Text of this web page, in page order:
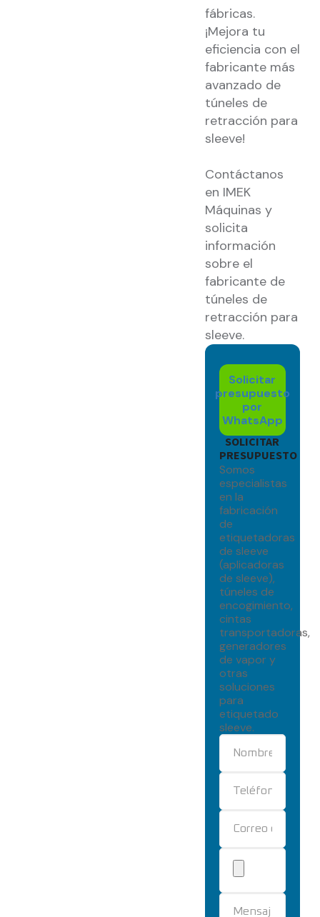
fábricas.
¡Mejora tu
eficiencia con el
fabricante más
avanzado de
túneles de
retracción para
sleeve!
Contáctanos
en IMEK
Máquinas y
solicita
información
sobre el
fabricante de
túneles de
retracción para
sleeve.
Solicitar
presupuesto
por
WhatsApp
SOLICITAR
PRESUPUESTO
Somos
especialistas
en la
fabricación
de
etiquetadoras
de sleeve
(aplicadoras
de sleeve),
túneles de
encogimiento,
cintas
transportadoras,
generadores
de vapor y
otras
soluciones
para
etiquetado
sleeve.